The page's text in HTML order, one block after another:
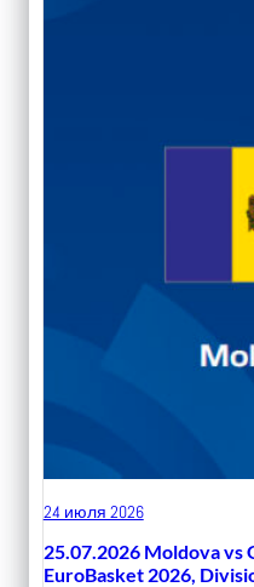
24 июля 2026
25.07.2026 Moldova vs
EuroBasket 2026,